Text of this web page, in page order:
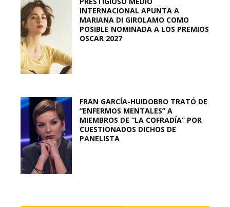
INTERNACIONAL APUNTA A
MARIANA DI GIROLAMO COMO
POSIBLE NOMINADA A LOS PREMIOS
OSCAR 2027
FRAN GARCÍA-HUIDOBRO TRATÓ DE
“ENFERMOS MENTALES” A
MIEMBROS DE “LA COFRADÍA” POR
CUESTIONADOS DICHOS DE
PANELISTA